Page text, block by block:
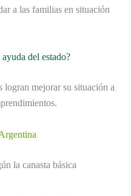
a las familias en situación
del estado?
logran mejorar su situación a
la canasta básica